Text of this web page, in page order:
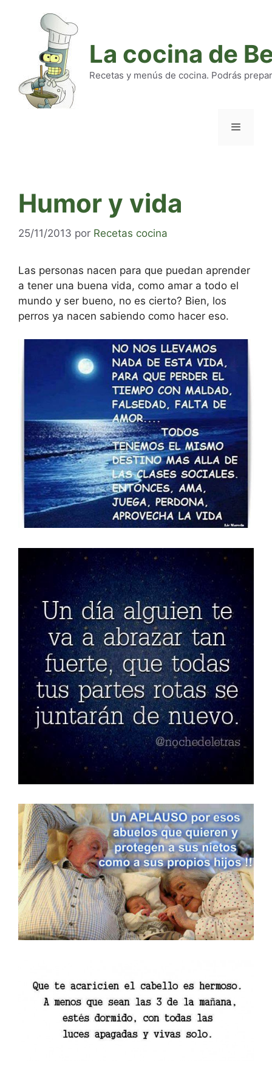
La cocina de
Recetas y menús de cocina. Podrás
Humor y vida
25/11/2013 por Recetas cocina
Las personas nacen para que puedan aprender
a tener una buena vida, como amar a todo el
mundo y ser bueno, no es cierto? Bien, los
perros ya nacen sabiendo como hacer eso.